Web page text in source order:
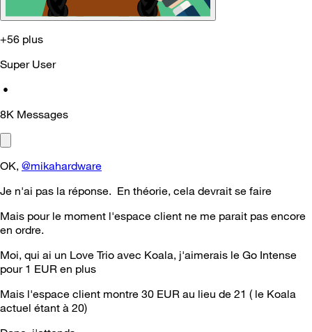
+56 plus
Super User
•
8K Messages
OK, @mikahardware
Je n'ai pas la réponse. En théorie, cela devrait se faire
Mais pour le moment l'espace client ne me parait pas encore
en ordre.
Moi, qui ai un Love Trio avec Koala, j'aimerais le Go Intense
pour 1 EUR en plus
Mais l'espace client montre 30 EUR au lieu de 21 ( le Koala
actuel étant à 20)